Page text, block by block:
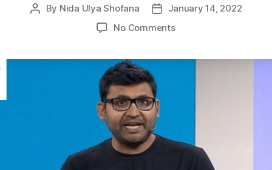
Post
By Nida Ulya Shofana
PostJanuary 14, 2022
No Commentson